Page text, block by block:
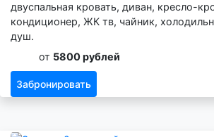
двуспальная кровать, диван, кресло-
кондиционер, ЖК тв, чайник,
душ.
от 5800 рублей
Забронировать